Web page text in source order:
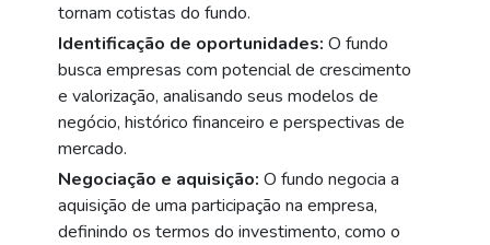
tornam cotistas do fundo.
Identificação de oportunidades: O fundo
busca empresas com potencial de crescimento
e valorização, analisando seus modelos de
negócio, histórico financeiro e perspectivas de
mercado.
Negociação e aquisição: O fundo negocia a
aquisição de uma participação na empresa,
definindo os termos do investimento, como o